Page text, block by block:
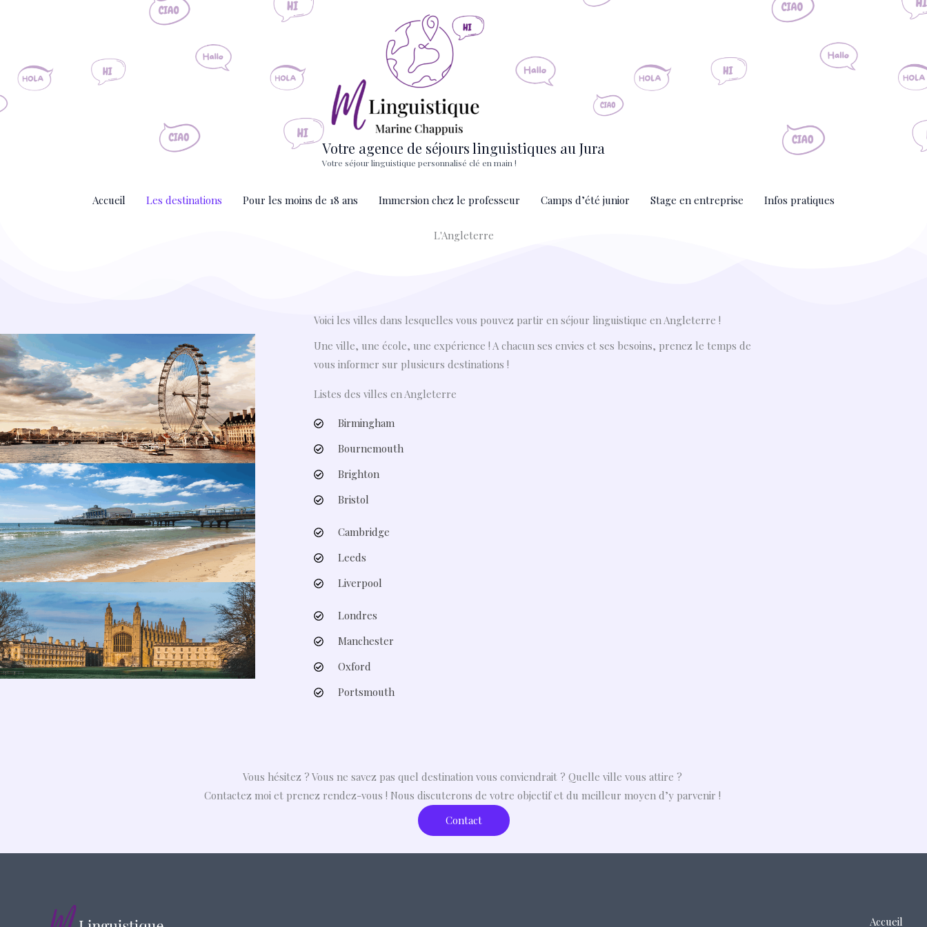
Votre agence de séjours linguistiques au Jura
Votre séjour linguistique personnalisé clé en main !
Accueil Les destinations Pour les moins de 18 ans Immersion chez le professeur Camps d’été junior Stage en entreprise Infos pratiques
L'Angleterre
Voici les villes dans lesquelles vous pouvez partir en séjour linguistique en Angleterre !
Une ville, une école, une expérience ! A chacun ses envies et ses besoins, prenez le temps de
vous informer sur plusieurs destinations !
Listes des villes en Angleterre
Birmingham
Bournemouth
Brighton
Bristol
Cambridge
Leeds
Liverpool
Londres
Manchester
Oxford
Portsmouth
Vous hésitez ? Vous ne savez pas quel destination vous conviendrait ? Quelle ville vous attire ?
Contactez moi et prenez rendez-vous ! Nous discuterons de votre objectif et du meilleur moyen d’y parvenir !
Contact
Accueil